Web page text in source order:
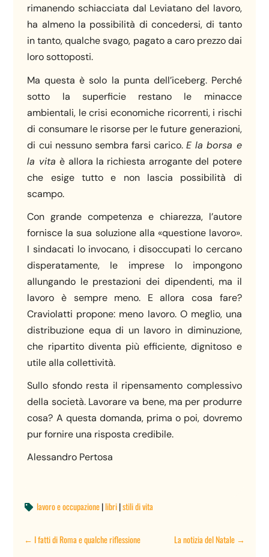
rimanendo schiacciata dal Leviatano del lavoro,
ha almeno la possibilità di concedersi, di tanto
in tanto, qualche svago, pagato a caro prezzo dai
loro sottoposti.
Ma questa è solo la punta dell’iceberg. Perché
sotto la superficie restano le minacce
ambientali, le crisi economiche ricorrenti, i rischi
di consumare le risorse per le future generazioni,
di cui nessuno sembra farsi carico.E la borsa e
la vitaè allora la richiesta arrogante del potere
che esige tutto e non lascia possibilità di
scampo.
Con grande competenza e chiarezza, l’autore
fornisce la sua soluzione alla «questione lavoro».
I sindacati lo invocano, i disoccupati lo cercano
disperatamente, le imprese lo impongono
allungando le prestazioni dei dipendenti, ma il
lavoro è sempre meno. E allora cosa fare?
Craviolatti propone: meno lavoro. O meglio, una
distribuzione equa di un lavoro in diminuzione,
che ripartito diventa più efficiente, dignitoso e
utile alla collettività.
Sullo sfondo resta il ripensamento complessivo
della società. Lavorare va bene, ma per produrre
cosa? A questa domanda, prima o poi, dovremo
pur fornire una risposta credibile.
Alessandro Pertosa
 lavoro e occupazione|libri|stili di vita
← I fatti di Roma e qualche riflessione La notizia del Natale→